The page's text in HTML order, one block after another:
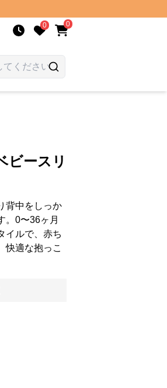
0 0
ビースリ
背中をしっか
。0〜36ヶ月
イルで、赤ち
快適な抱っこ